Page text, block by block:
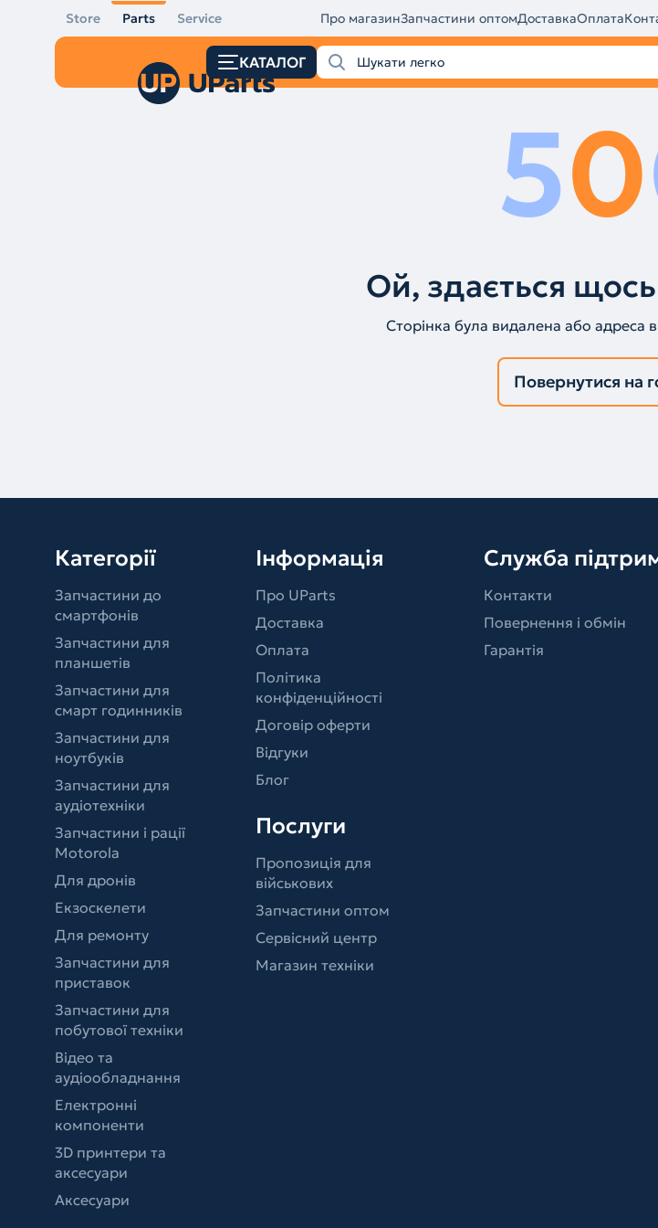
Store Parts Service Про магазинЗапчастини оптомДоставкаОплата
КАТАЛОГ
50
Ой, здається
Сторінка була видалена або адреса
Повернутися на
Категорії
Запчастини до
смартфонів
Запчастини для
планшетів
Запчастини для
смарт годинників
Запчастини для
ноутбуків
Запчастини для
аудіотехніки
Запчастини і рації
Motorola
Для дронів
Екзоскелети
Для ремонту
Запчастини для
приставок
Запчастини для
побутової техніки
Відео та
аудіообладнання
Електронні
компоненти
3D принтери та
аксесуари
Аксесуари
Інформація
Про UParts
Доставка
Оплата
Політика
конфіденційності
Договір оферти
Відгуки
Блог
Послуги
Пропозиція для
військових
Запчастини оптом
Сервісний центр
Магазин техніки
Служба
Контакти
Повернення і обмін
Гарантія